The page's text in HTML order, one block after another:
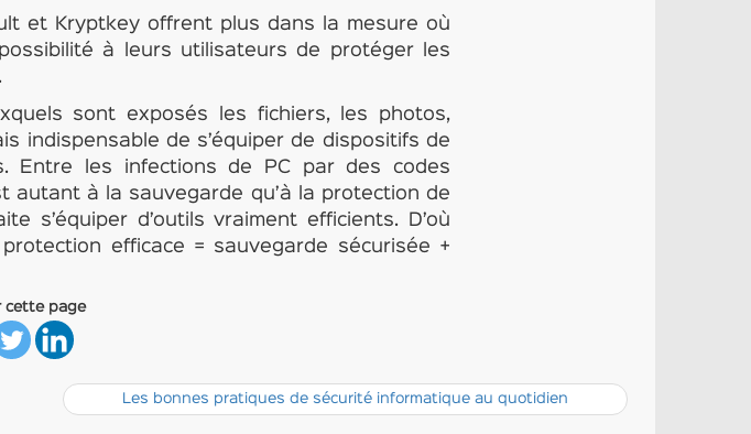
et Kryptkey offrent plus dans la mesure où
à leurs utilisateurs de protéger les
sont exposés les fichiers, les photos,
indispensable de s’équiper de dispositifs de
Entre les infections de PC par des codes
autant à la sauvegarde qu’à la protection de
s’équiper d’outils vraiment efficients. D’où
efficace = sauvegarde sécurisée +
cette page
Les bonnes pratiques de sécurité informatique au quotidien